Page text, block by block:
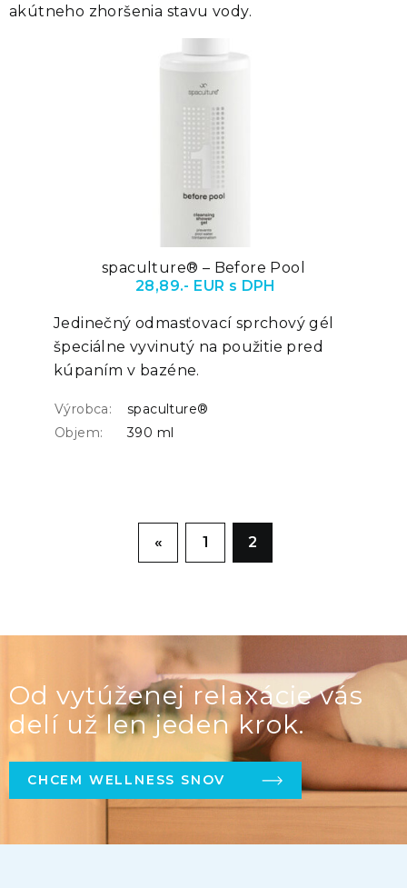
akútneho zhoršenia stavu vody.
spaculture® – Before Pool
28,89.- EUR s DPH
Jedinečný odmasťovací sprchový gél
špeciálne vyvinutý na použitie pred
kúpaním v bazéne.
Výrobca:
spaculture®
Objem:
390 ml
« 1 2
Od vytúženej relaxácie vás
delí už len jeden krok.
CHCEM WELLNESS SNOV